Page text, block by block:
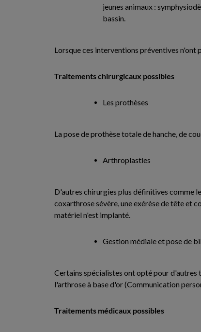
jeunes animaux :
bassin.
Lorsque ces interventions préventives n'ont
Traitements chirurgicaux possibles
Les prothèses
La pose de prothèse totale de hanche, de
Arthroplasties
D'autres chirurgies plus définitives comme
coxarthrose sévère, une exérèse de tête et
matériel n'est implanté.
Gestion médiale et pose de
Certains spécialistes ont opté pour d'autres
l'arthrose à base d'or (Communication
Traitements médicaux possibles